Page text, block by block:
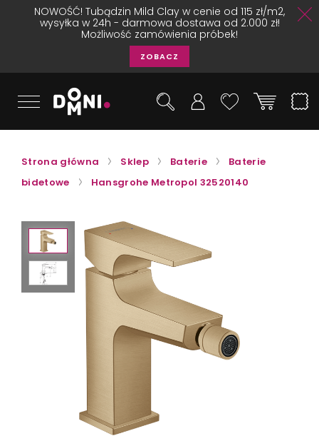
NOWOŚĆ! Tubądzin Mild Clay w cenie od 115 zł/m2,
wysyłka w 24h - darmowa dostawa od 2.000 zł!
Możliwość zamówienia próbek!
ZOBACZ
Strona główna Sklep Baterie
Baterie
bidetowe
Hansgrohe Metropol 32520140